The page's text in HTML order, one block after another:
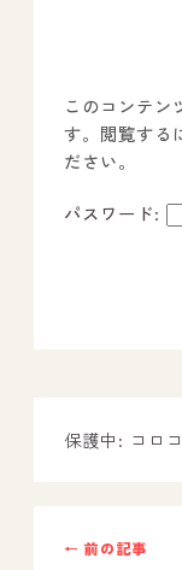
事業所のご案
－ オールピース
－ オールピース
スタッフブロ
－ 福津事業所のブ
このコンテン
す。閲覧する
ださい。
パスワード:
保護中: コロ
← 前の記事